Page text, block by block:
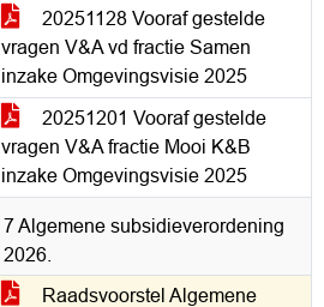
20251128 Vooraf gestelde
vragen V&A vd fractie Samen
inzake Omgevingsvisie 2025
20251201 Vooraf gestelde
vragen V&A fractie Mooi K&B
inzake Omgevingsvisie 2025
7 Algemene subsidieverordening
2026.
Raadsvoorstel Algemene